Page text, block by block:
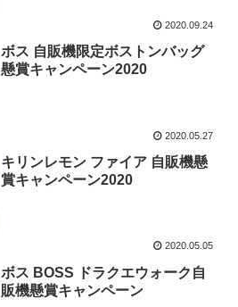
2020.09.24
ボス 自販機限定ボストンバッグ
懸賞キャンペーン2020
2020.05.27
キリンレモン ファイア 自販機懸
賞キャンペーン2020
2020.05.05
ボス BOSS ドラクエウォーク自
販機懸賞キャンペーン